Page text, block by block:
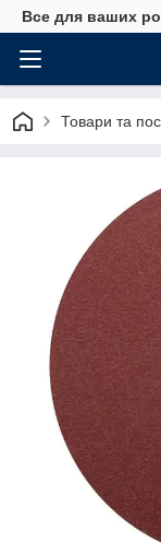
Все для ваших
Товари та